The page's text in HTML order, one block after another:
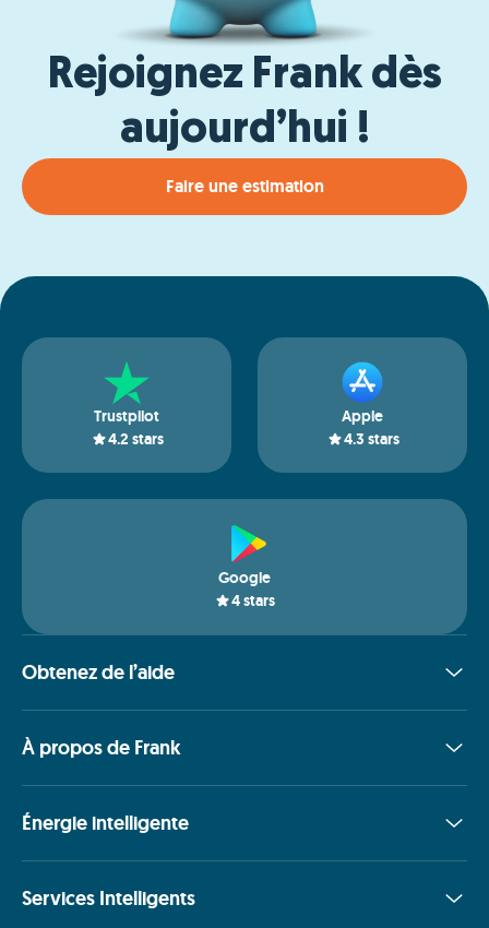
Rejoignez Frank dès
aujourd’hui !
Faire une estimation
Trustpilot
4.2 stars
Apple
4.3 stars
Google
4stars
Obtenez de l’aide
À propos de Frank
Énergie intelligente
Services Intelligents